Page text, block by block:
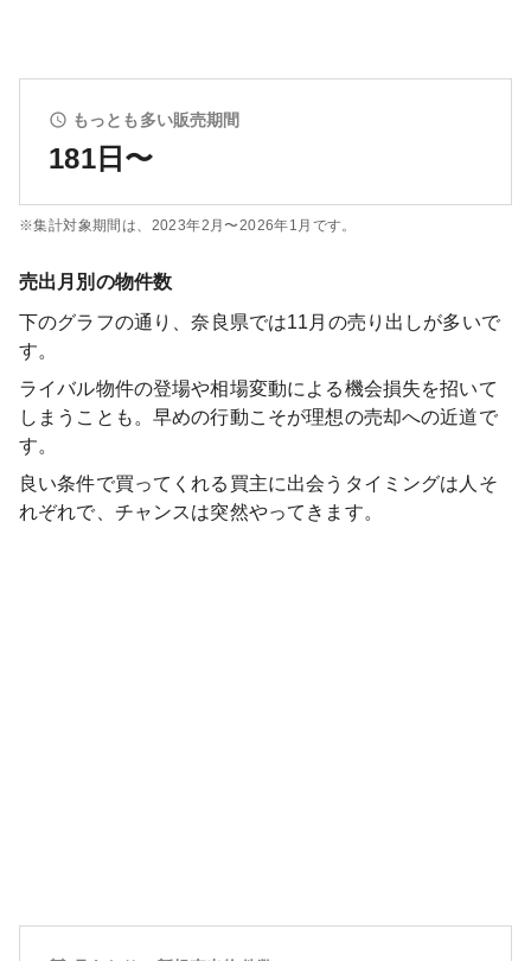
もっとも多い販売期間
181日〜
※集計対象期間は、 2023年2月〜2026年1月 です。
売出月別の物件数
下のグラフの通り、奈良県では11 月の売り出しが多いで
す。
ライバル物件の登場や相場変動による機会損失を招いて
しまうことも。早めの行動こそが理想の売却への近道で
す。
良い条件で買ってくれる買主に出会うタイミングは人そ
れぞれで、チャンスは突然やってきます。